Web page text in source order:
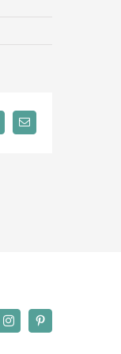
Email
InstagramPinterest